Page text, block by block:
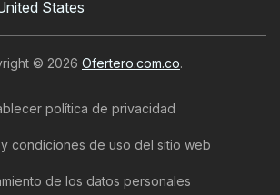
de Leonisa
States
© 2026 Ofertero.com.co.
política de privacidad
condiciones de uso del sitio web
de los datos personales